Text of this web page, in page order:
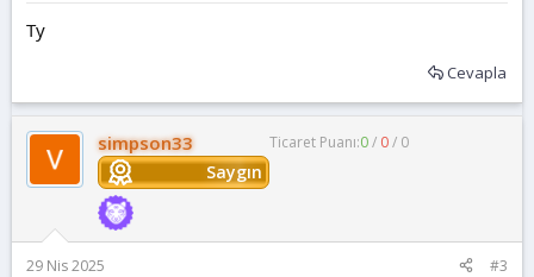
Ty
Cevapla
simpson33
Saygın
Ticaret Puanı:0/ 0/ 0
29 Nis 2025 #3